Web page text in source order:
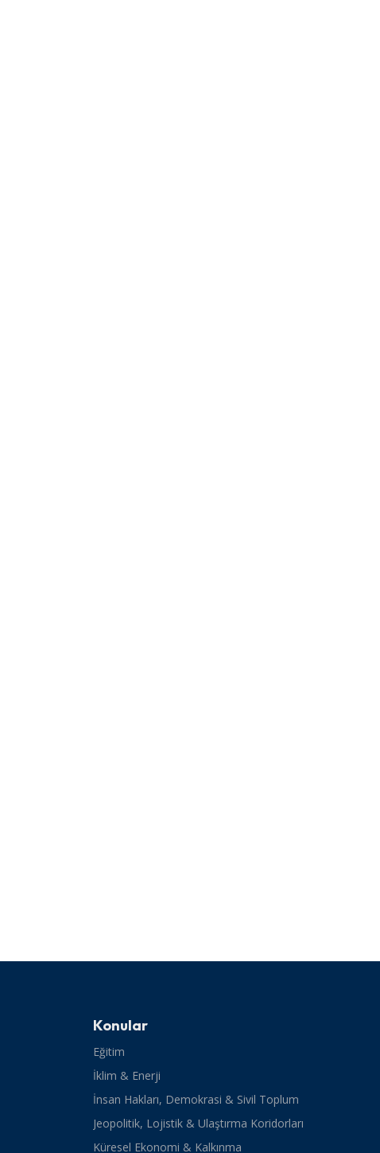
Konular
Eğitim
İklim & Enerji
İnsan Hakları, Demokrasi & Sivil Toplum
Jeopolitik, Lojistik & Ulaştırma Koridorları
Küresel Ekonomi & Kalkınma